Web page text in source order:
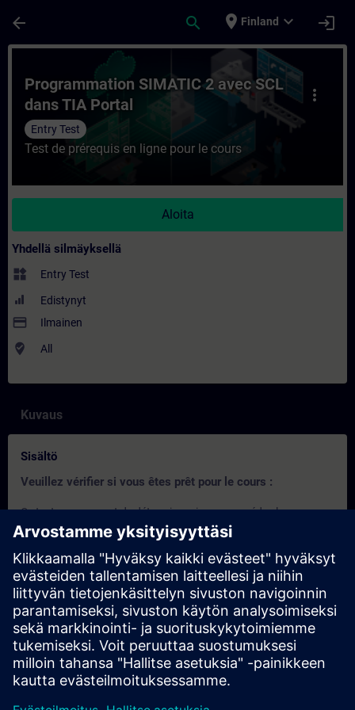
arrow_back search place Finland expand_more login
Kurssi - Programmation SIMATIC 2
more_vert
Programmation SIMATIC 2 avec SCL
dans TIA Portal
Entry Test
Test de prérequis en ligne pour le cours
Aloita
Yhdellä silmäyksellä
widgets Entry Test
Edistynyt
payment Ilmainen
where_to_vote All
Kuvaus
Sisältö
Veuillez vérifier si vous êtes prêt pour le cours :
Ce test vous permet de déterminer si vous possédez les
connaissances de base requises.
Le test comporte22 questions.
Iln'ya pas delimite de temps.
Si vous répondez
correctement à plus de 70 %
des
questions, vous êtes prêt à vous inscrire au cours.
Si votre score estinférieur à 70 %, nous vous
recommandons de suivre le coursProgrammation
SIMATIC 1 avec SCL dans TIA Portal(TIA-SCL1) afin de
consolider vos connaissances de base.